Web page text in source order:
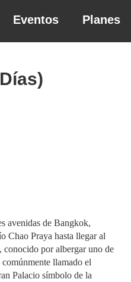
Eventos Planes
avenidas de Bangkok,
Chao Praya hasta llegar al
conocido por albergar uno de
llamado el
Palacio símbolo de la